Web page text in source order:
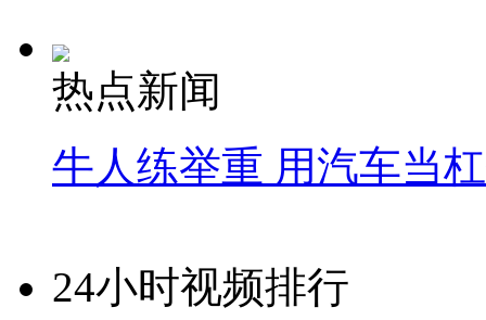
热点新闻
牛人练举重 用汽车当
24小时视频排行